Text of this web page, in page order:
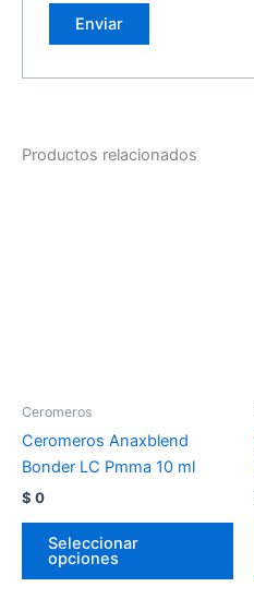
Productos relacionados
Ceromeros
Ceromeros Anaxblend
Bonder LC Pmma 10 ml
$ 0
Seleccionar
opciones